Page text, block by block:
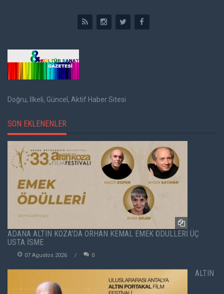
Doğru, İlkeli, Güncel, Aktif Haber Sitesi
SON EKLENENLER
ADANA ALTIN KOZA'DA ORHAN KEMAL EMEK ÖDÜLLERİ ÜÇ
USTA İSME
07 Agustos 2026 0
ALTIN